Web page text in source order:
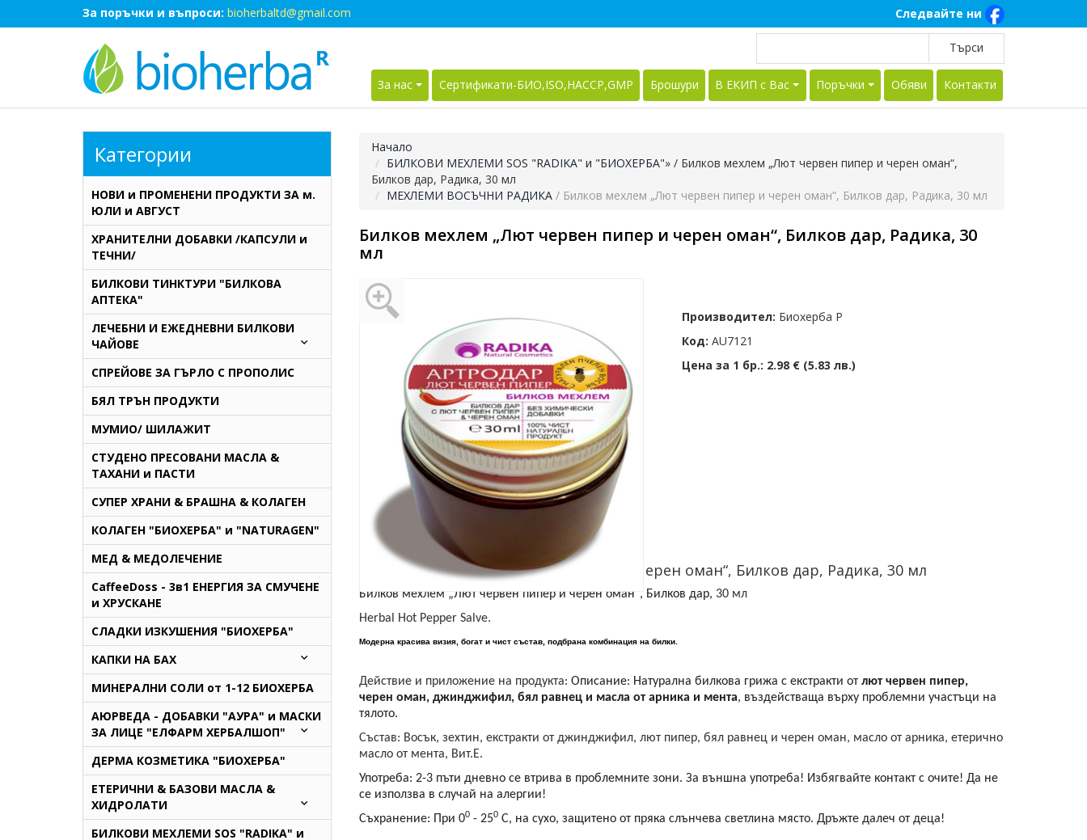
За поръчки и въпроси: bioherbaltd@gmail.com Следвайте ни
За нас Сертификати-БИО,ISO,HACCP,GMP Брошури В ЕКИП с Вас Поръчки Обяви Контакти
Начало
БИЛКОВИ МЕХЛЕМИ SOS "RADIKA" и "БИОХЕРБА"» / Билков мехлем „Лют червен пипер и черен оман“,
Билков дар, Радика, 30 мл
МЕХЛЕМИ ВОСЪЧНИ РАДИКА / Билков мехлем „Лют червен пипер и черен оман“, Билков дар, Радика, 30 мл
Билков мехлем „Лют червен пипер и черен оман“, Билков дар, Радика, 30
мл
Производител: Биохерба Р
Код: AU7121
Цена за 1 бр.: 2.98 € (5.83 лв.)
Билков мехлем „Лют червен пипер и черен оман“, Билков дар, Радика, 30 мл
Билков мехлем „Лют червен пипер и черен оман“, Билков дар, 30 мл
Herbal Hot Pepper Salve.
Модерна красива визия, богат и чист състав, подбрана комбинация на билки.
Действие и приложение на продукта: Описание: Натурална билкова грижа с екстракти от лют червен пипер,
черен оман, джинджифил, бял равнец и масла от арника и мента, въздействаща върху проблемни участъци на
тялото.
Състав: Восък, зехтин, екстракти от джинджифил, лют пипер, бял равнец и черен оман, масло от арника, етерично
масло от мента, Вит.Е.
Употреба: 2-3 пъти дневно се втрива в проблемните зони. За външна употреба! Избягвайте контакт с очите! Да не
се използва в случай на алергии!
Съхранение: При 00 - 250 С, на сухо, защитено от пряка слънчева свeтлина място. Дръжте далеч от деца!
Категории
НОВИ и ПРОМЕНЕНИ ПРОДУКТИ ЗА м.
ЮЛИ и АВГУСТ
ХРАНИТЕЛНИ ДОБАВКИ /КАПСУЛИ и
ТЕЧНИ/
БИЛКОВИ ТИНКТУРИ "БИЛКОВА
АПТЕКА"
ЛЕЧЕБНИ И ЕЖЕДНЕВНИ БИЛКОВИ
ЧАЙОВЕ
СПРЕЙОВЕ ЗА ГЪРЛО С ПРОПОЛИС
БЯЛ ТРЪН ПРОДУКТИ
МУМИО/ ШИЛАЖИТ
СТУДЕНО ПРЕСОВАНИ МАСЛА &
ТАХАНИ и ПАСТИ
СУПЕР ХРАНИ & БРАШНА & КОЛАГЕН
КОЛАГЕН "БИОХЕРБА" и "NATURAGEN"
МЕД & МЕДОЛЕЧЕНИЕ
CaffeeDoss - 3в1 ЕНЕРГИЯ ЗА СМУЧЕНЕ
и ХРУСКАНЕ
СЛАДКИ ИЗКУШЕНИЯ "БИОХЕРБА"
КАПКИ НА БАХ
МИНЕРАЛНИ СОЛИ от 1-12 БИОХЕРБА
AЮРВЕДА - ДОБАВКИ "АУРА" и МАСКИ
ЗА ЛИЦЕ "ЕЛФАРМ ХЕРБАЛШОП"
ДЕРМА КОЗМЕТИКА "БИОХЕРБА"
ЕТЕРИЧНИ & БАЗОВИ МАСЛА &
ХИДРОЛАТИ
БИЛКОВИ МЕХЛЕМИ SOS "RADIKA" и